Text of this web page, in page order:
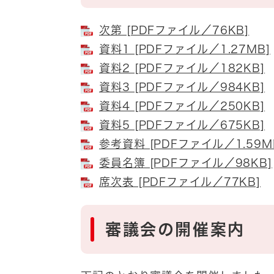
次第 [PDFファイル／76KB]
資料1 [PDFファイル／1.27MB]
資料2 [PDFファイル／182KB]
資料3 [PDFファイル／984KB]
資料4 [PDFファイル／250KB]
資料5 [PDFファイル／675KB]
参考資料 [PDFファイル／
委員名簿 [PDFファイル／98KB]
席次表 [PDFファイル／77KB]
審議会の開催案内